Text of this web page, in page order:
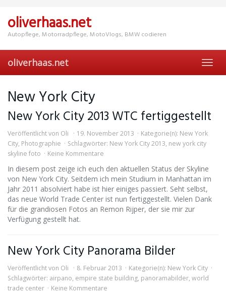
main
content
oliverhaas.net
Autopflege, Motorradpflege, MotoVlogs, BMW codieren
oliverhaas.net
New York City
New York City 2013 WTC fertiggestellt
Veröffentlicht von Oli 19. November 2013 Kategorie(n): New York
City, Photographie Schlagwörter: New York City 2013, new york city
skyline foto
Keine Kommentare
In diesem post zeige ich euch den aktuellen Status der Skyline
von New York City. Seitdem ich mein Studium in Manhattan im
Jahr 2011 absolviert habe ist hier einiges passiert. Seht selbst,
das neue World Trade Center ist nun fertiggestellt. Vielen Dank
für die grandiosen Fotos an Remon Rijper, der sie mir zur
Verfügung gestellt hat.
New York City Panorama Bilder
Veröffentlicht von Oli 8. Februar 2013 Kategorie(n): New York City
Schlagwörter: airpano, empire state building, panoramabilder, world
trade center
Keine Kommentare